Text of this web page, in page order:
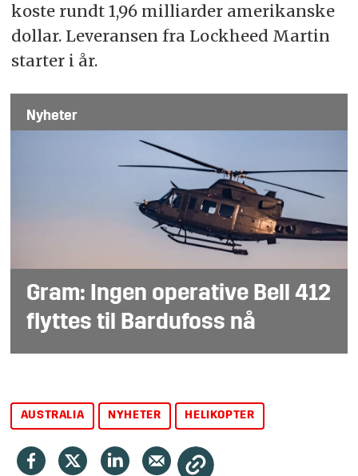
koste rundt 1,96 milliarder amerikanske
dollar. Leveransen fra Lockheed Martin
starter i år.
Nyheter
Gram: Ingen operative Bell 412
flyttes til Bardufoss nå
AUSTRALIA NYHETER HELIKOPTER